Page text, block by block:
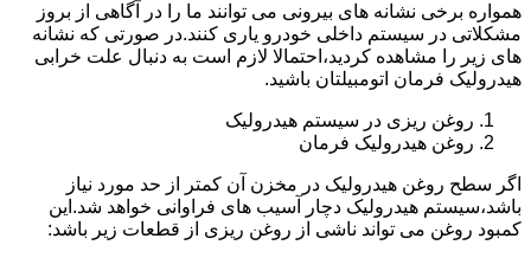
همواره برخی نشانه های بیرونی می توانند ما را در آگاهی از بروز
مشکلاتی در سیستم داخلی خودرو یاری کنند.در صورتی که نشانه
های زیر را مشاهده کردید،احتمالا لازم است به دنبال علت خرابی
هیدرولیک فرمان اتومبیلتان باشید.
روغن ریزی در سیستم هیدرولیک
روغن هیدرولیک فرمان
اگر سطح روغن هیدرولیک در مخزن آن کمتر از حد مورد نیاز
باشد،سیستم هیدرولیک دچار آسیب های فراوانی خواهد شد.این
کمبود روغن می تواند ناشی از روغن ریزی از قطعات زیر باشد: